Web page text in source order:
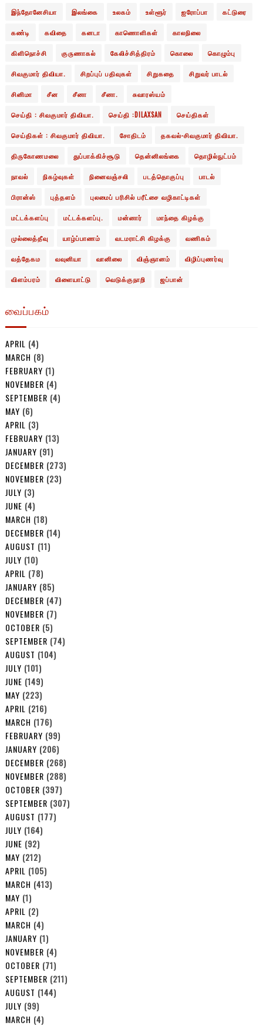
இந்தோனேசியா இலங்கை உலகம் உள்ளூர் ஐரோப்பா கட்டுரை
கண்டி கவிதை கனடா காணொளிகள் காலநிலை
கிளிநொச்சி குருணாகல் கேலிச்சித்திரம் கொலை கொழும்பு
சிவகுமார் திவியா. சிறப்புப் பதிவுகள் சிறுகதை சிறுவர் பாடல்
சினிமா சீன சீனா சீனா. சுவாரஸ்யம்
செய்தி : சிவகுமார் திவியா. செய்தி :DILAXSAN செய்திகள்
செய்திகள் : சிவகுமார் திவியா. சோதிடம் தகவல்-சிவகுமார் திவியா.
திருகோணமலை துப்பாக்கிச்சூடு தென்னிலங்கை தொழில்நுட்பம்
நாவல் நிகழ்வுகள் நினைவஞ்சலி படத்தொகுப்பு பாடல்
பிரான்ஸ் புத்தளம் புலமைப் பரிசில் பரீட்சை வழிகாட்டிகள்
மட்டக்களப்பு மட்டக்களப்பு. மன்னார் மாந்தை கிழக்கு
முல்லைத்தீவு யாழ்ப்பாணம் வடமராட்சி கிழக்கு வணிகம்
வத்தேகம வவுனியா வானிலை விஞ்ஞானம் விழிப்புணர்வு
விளம்பரம் விளையாட்டு வெடுக்குநாறி ஜப்பான்
வைப்பகம்
APRIL (4)
MARCH (8)
FEBRUARY (1)
NOVEMBER (4)
SEPTEMBER (4)
MAY (6)
APRIL (3)
FEBRUARY (13)
JANUARY (91)
DECEMBER (273)
NOVEMBER (23)
JULY (3)
JUNE (4)
MARCH (18)
DECEMBER (14)
AUGUST (11)
JULY (10)
APRIL (78)
JANUARY (85)
DECEMBER (47)
NOVEMBER (7)
OCTOBER (5)
SEPTEMBER (74)
AUGUST (104)
JULY (101)
JUNE (149)
MAY (223)
APRIL (216)
MARCH (176)
FEBRUARY (99)
JANUARY (206)
DECEMBER (268)
NOVEMBER (288)
OCTOBER (397)
SEPTEMBER (307)
AUGUST (177)
JULY (164)
JUNE (92)
MAY (212)
APRIL (105)
MARCH (413)
MAY (1)
APRIL (2)
MARCH (4)
JANUARY (1)
NOVEMBER (4)
OCTOBER (71)
SEPTEMBER (211)
AUGUST (144)
JULY (99)
MARCH (4)